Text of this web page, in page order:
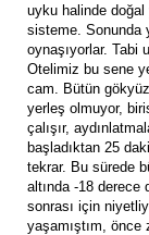
uyku halinde doğal
sisteme. Sonunda
oynaşıyorlar. Tabi
Otelimiz bu sene
cam. Bütün
yerleş olmuyor,
çalışır,
başladıktan 25
tekrar. Bu sürede
altında -18 derece
sonrası için
yaşamıştım,